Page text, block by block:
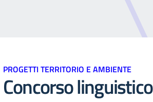
PROGETTI TERRITORIO E AMBIENTE
Concorso linguistico